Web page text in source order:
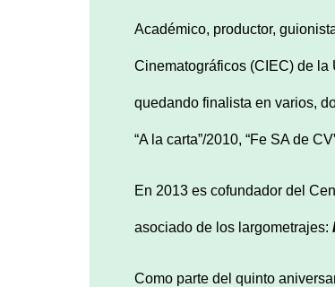
Académico, productor,
Cinematográficos (CIEC) de
quedando finalista en varios,
“A la carta”/2010, “Fe SA de
En 2013 es cofundador del
asociado de los largometrajes:
Como parte del quinto